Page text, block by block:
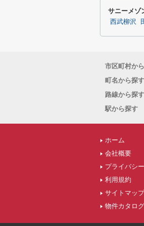
サニーメゾ
西武柳沢
市区町村か
町名から探す
路線から探す
駅から探す
ホーム
会社概要
プライバシ
利用規約
サイトマップ
物件カタログ